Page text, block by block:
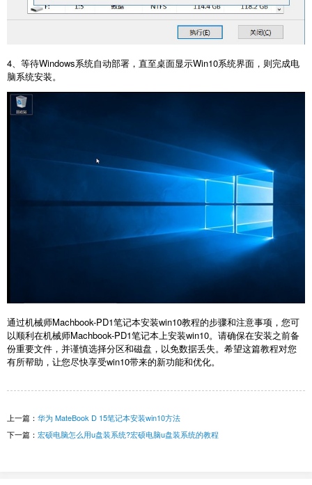
4、等待Windows系统自动部署，直至桌面显示Win10系统界面，则完成电
脑系统安装。
通过机械师Machbook-PD1笔记本安装win10教程的步骤和注意事项，您可
以顺利在机械师Machbook-PD1笔记本上安装win10。请确保在安装之前备
份重要文件，并谨慎选择分区和磁盘，以免数据丢失。希望这篇教程对您
有所帮助，让您尽快享受win10带来的新功能和优化。
上一篇： 华为 MateBook D 15笔记本安装win10方法
下一篇： 宏硕电脑怎么用u盘装系统?宏硕电脑u盘装系统的教程